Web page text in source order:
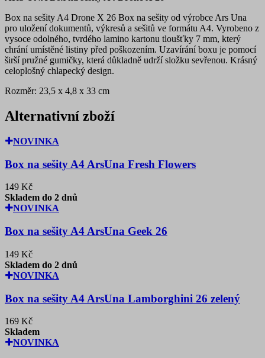
Box na sešity A4 Drone X 26 Box na sešity od výrobce Ars Una
pro uložení dokumentů, výkresů a sešitů ve formátu A4. Vyrobeno z
vysoce odolného, tvrdého lamino kartonu tloušťky 7 mm, který
chrání umístěné listiny před poškozením. Uzavírání boxu je pomocí
širší pružné gumičky, která důkladně udrží složku sevřenou. Krásný
celoplošný chlapecký design.
Rozměr: 23,5 x 4,8 x 33 cm
Alternativní zboží
NOVINKA
Box na sešity A4 ArsUna Fresh Flowers
149 Kč
Skladem do 2 dnů
NOVINKA
Box na sešity A4 ArsUna Geek 26
149 Kč
Skladem do 2 dnů
NOVINKA
Box na sešity A4 ArsUna Lamborghini 26 zelený
169 Kč
Skladem
NOVINKA